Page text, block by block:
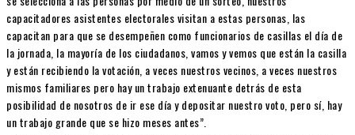
capacitadores asistentes electorales visitan a estas personas, las
capacitan para que se desempeñen como funcionarios de casillas el día de
la jornada, la mayoría de los ciudadanos, vamos y vemos que están la casilla
y están recibiendo la votación, a veces nuestros vecinos, a veces nuestros
mismos familiares pero hay un trabajo extenuante detrás de esta
posibilidad de nosotros de ir ese día y depositar nuestro voto, pero sí, hay
un trabajo grande que se hizo meses antes”.